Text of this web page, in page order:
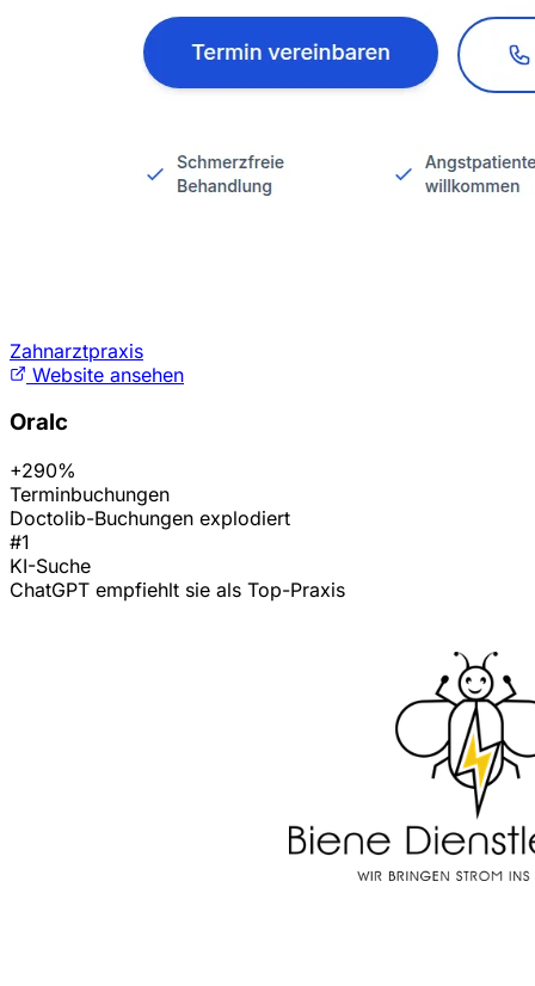
Zahnarztpraxis
Website ansehen
Oralc
+290%
Terminbuchungen
Doctolib-Buchungen explodiert
#1
KI-Suche
ChatGPT empfiehlt sie als Top-Praxis